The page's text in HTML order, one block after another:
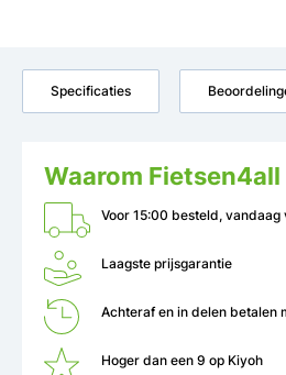
Specificaties
Waarom Fietsen4all
Voor 15:00 besteld, vandaag
Laagste prijsgarantie
Achteraf en in delen betalen
Hoger dan een 9 op Kiyoh